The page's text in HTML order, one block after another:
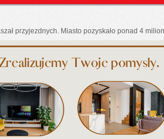
przyjezdnych. Miasto pozyskało ponad 4